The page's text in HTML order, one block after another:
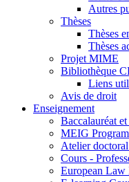
Autres
Thèses
Thèses
Thèses
Projet MIME
Bibliothèque
Liens
Avis de droit
Enseignement
Baccalauréat
MEIG
Atelier
Cours -
European